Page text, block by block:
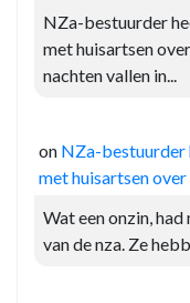
NZa-bestuurder
met huisartsen
nachten vallen in...
on NZa-bestuurder
met huisartsen
Wat een onzin,
van de nza. Ze